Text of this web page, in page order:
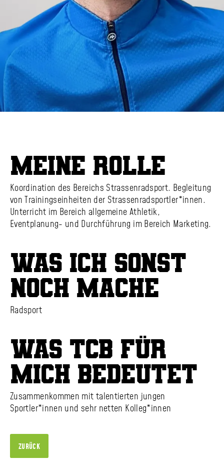
Meine Rolle
Koordination des Bereichs Strassen­radsport. Begleitung
von Trainings­einheiten der Strassen­radsportler*innen.
Unterricht im Bereich allgemeine Athletik,
Eventplanung- und Durch­führung im Bereich Marketing.
Was ich sonst
noch mache
Radsport
Was TCB für
mich bedeutet
Zusammenkommen mit talentierten jungen
Sportler*innen und sehr netten Kolleg*innen
ZURÜCK